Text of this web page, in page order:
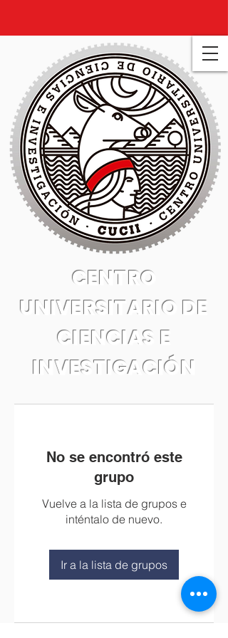
CENTRO
UNIVERSITARIO DE
CIENCIAS E
INVESTIGACIÓN
No se encontró este
grupo
Vuelve a la lista de grupos e
inténtalo de nuevo.
Ir a la lista de grupos